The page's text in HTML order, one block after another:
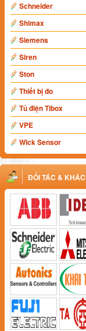
Schneider
Shimax
Siemens
Siren
Ston
Thiết bị đo
Tủ điện Tibox
VPE
Wick Sensor
ĐỐI TÁC &